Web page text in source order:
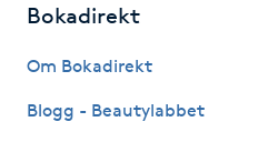
Klippning
Bokadirekt
Om Bokadirekt
Blogg - Beautylabbet